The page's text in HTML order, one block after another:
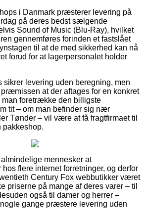
i Danmark præsterer levering på
på deres bedst sælgende
Sound of Music (Blu-Ray), hvilket
gennemføres forinden et fastslået
til at de med sikkerhed kan nå
forud for at lagerpersonalet holder
sikrer levering uden beregning, men
at der aftages for en konkret
man foretrække den billigste
tit – om man befinder sig nær
Tønder – vil være at få fragtfirmaet til
pakkeshop.
mennesker at
flere internet forretninger, og derfor
Century Fox webbutikker været
priserne på mange af deres varer – til
også til damer og herrer –
gange præstere levering uden